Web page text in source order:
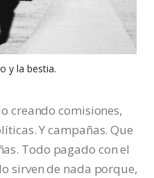
y la bestia.
creando comisiones,
Y campañas. Que
Todo pagado con el
sirven de nada porque,